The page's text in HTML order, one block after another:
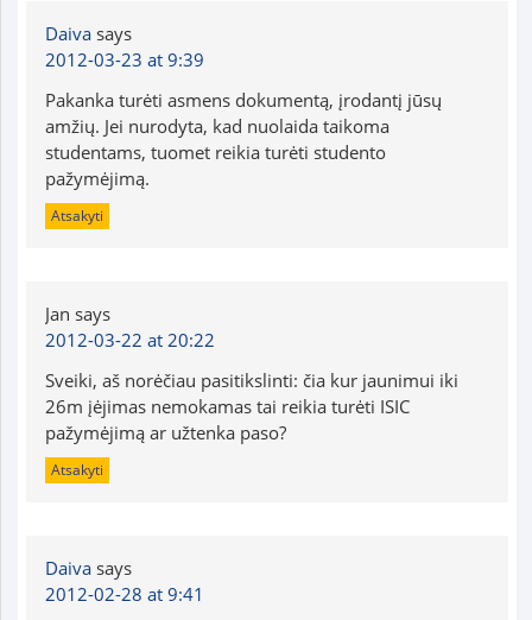
Daiva says
2012-03-23 at 9:39
Pakanka turėti asmens dokumentą, įrodantį jūsų
amžių. Jei nurodyta, kad nuolaida taikoma
studentams, tuomet reikia turėti studento
pažymėjimą.
Atsakyti
Jan says
2012-03-22 at 20:22
Sveiki, aš norėčiau pasitikslinti: čia kur jaunimui iki
26m įėjimas nemokamas tai reikia turėti ISIC
pažymėjimą ar užtenka paso?
Atsakyti
Daiva says
2012-02-28 at 9:41